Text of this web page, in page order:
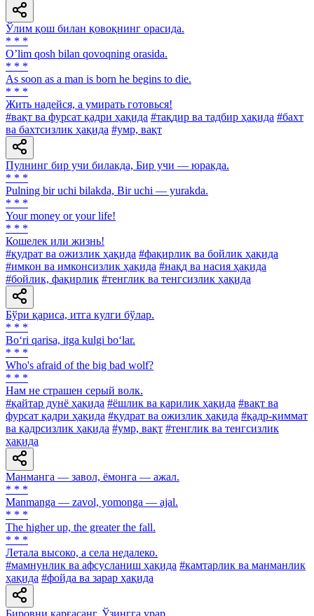
Ўлим қош билан қовоқнинг орасида.
* * *
Oʼlim qosh bilan qovoqning orasida.
* * *
As soon as a man is born he begins to die.
* * *
Жить надейся, а умирать готовься!
#вақт ва фурсат қадри ҳақида #тақдир ва тадбир ҳақида #бахт
ва бахтсизлик ҳақида #умр, вақт
Пулнинг бир учи билакда, Бир учи — юракда.
* * *
Pulning bir uchi bilakda, Bir uchi — yurakda.
* * *
Your money or your life!
* * *
Кошелек или жизнь!
#қудрат ва ожизлик ҳақида #фақирлик ва бойлик ҳақида
#имкон ва имконсизлик ҳақида #нақд ва насия ҳақида
#бойлик, фақирлик #тенглик ва тенгсизлик ҳақида
Бўри қариса, итга кулги бўлар.
* * *
Bo‘ri qarisa, itga kulgi bo‘lar.
* * *
Who's afraid of the big bad wolf?
* * *
Нам не страшен серый волк.
#қайтар дунё ҳақида #ёшлик ва қарилик ҳақида #вақт ва
фурсат қадри ҳақида #қудрат ва ожизлик ҳақида #қадр-қиммат
ва қадрсизлик ҳақида #умр, вақт #тенглик ва тенгсизлик
ҳақида
Манманга — завол, ёмонга — ажал.
* * *
Manmanga — zavol, yomonga — ajal.
* * *
The higher up, the greater the fall.
* * *
Летала высоко, а села недалеко.
#мамнунлик ва афсусланиш ҳақида #камтарлик ва манманлик
ҳақида #фойда ва зарар ҳақида